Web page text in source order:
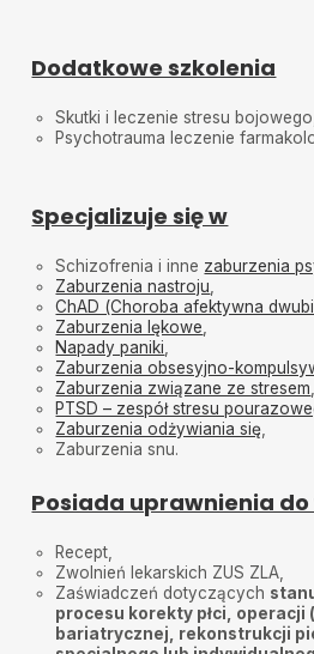
Pacjent•2025-05-28
Wszystko bardzo
I.D.•2025-05-13
w działaniu !
Wizyta on-line. Połączenie bez
przeprowadziła wizytę w sposób
i profesjonalny.
Svitlana•2025-05-07
Svitlana
Klaudia•2025-04-30
Bardzo polecam, Pani przemiła, w
Dawid •2025-04-22
Mama Natalii•2025-04-13
Pani dr jest bardzo miła, bardzo
precyzyjnie zbiera wywiad, dobiera
Dodatkowe szkolenia
Skutki i leczenie stresu bojowego,
Psychotrauma leczenie
Specjalizuje się w
Schizofrenia i inne zaburzenia
Zaburzenia nastroju,
ChAD (Choroba afektywna
Zaburzenia lękowe,
Napady paniki,
Zaburzenia obsesyjno-
Zaburzenia związane ze stresem
PTSD – zespół stresu
Zaburzenia odżywiania się,
Zaburzenia snu.
Posiada uprawnienia
Recept,
Zwolnień lekarskich ZUS ZLA,
Zaświadczeń dotyczących
procesu korekty płci, operacji
bariatrycznej, rekonstrukcji